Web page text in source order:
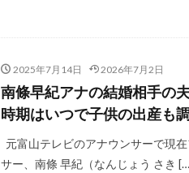
2025年7月14日 2026年7月2日
南條早紀アナの結婚相手の
時期はいつで子供の出産も
元富山テレビのアナウンサーで現
サー、南條 早紀（なんじょう さき